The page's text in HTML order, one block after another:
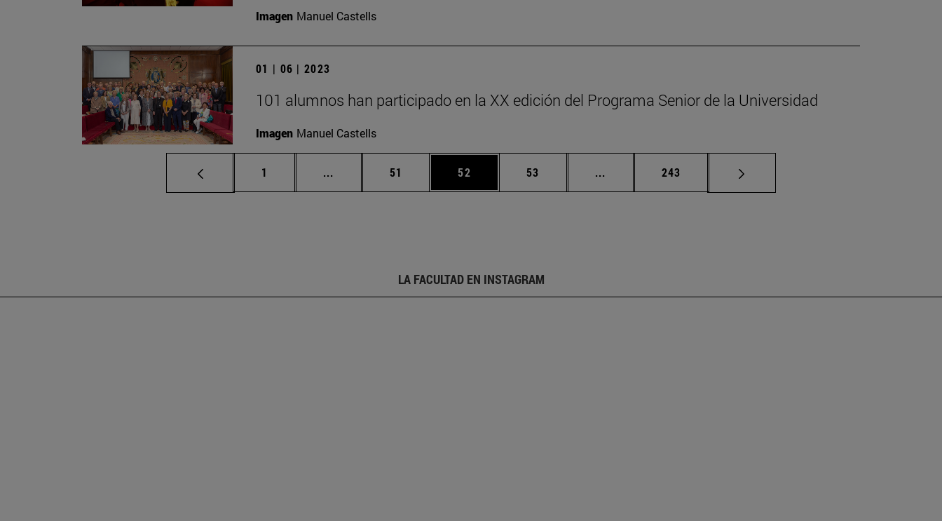
Imagen Manuel Castells
01 | 06 | 2023
101 alumnos han participado en la XX edición del Programa Senior de la Universidad
Imagen Manuel Castells
Página
1 ... Páginas intermedias Use TAB para desplazarse.
Página
51 Página
52 Página
53 ... Páginas intermedias Use TAB para desplazarse.
Página
243
LA FACULTAD EN INSTAGRAM